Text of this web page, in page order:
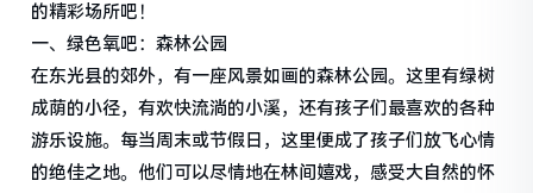
的精彩场所吧！
一、绿色氧吧：森林公园
在东光县的郊外，有一座风景如画的森林公园。这里有绿树
成荫的小径，有欢快流淌的小溪，还有孩子们最喜欢的各种
游乐设施。每当周末或节假日，这里便成了孩子们放飞心情
的绝佳之地。他们可以尽情地在林间嬉戏，感受大自然的怀